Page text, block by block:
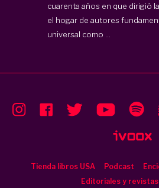
cuarenta años en que dirigió
el hogar de autores
universal como ...
Tienda libros USA Podcast
Editoriales y revistas